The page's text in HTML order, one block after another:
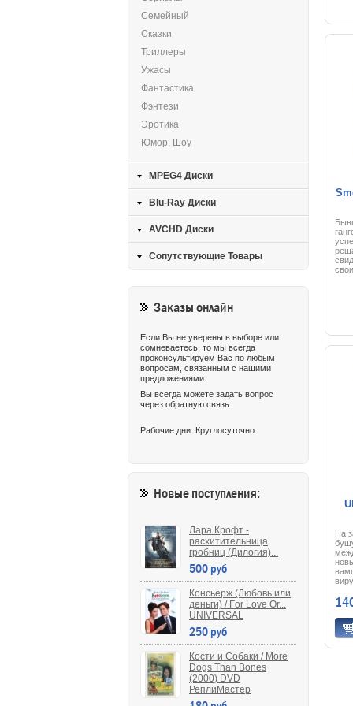
и
но
На
Семейный
Сказки
Триллеры
Ужасы
Фантастика
Фэнтези
Эротика
Юмор, Шоу
MPEG4 Диски
Blu-Ray Диски
AVCHD Диски
Сопутствующие Товары
Заказы онлайн
Если Вы не уверены в выборе или
сомневаетесь, то мы всегда
проконсультируем Вас по любым
вопросам, связанным с нашими
предложениями.
Вы всегда можете задать вопрос
через обратную связь:
Рабочие дни: Круглосуточно
Новые поступления:
Лара Крофт -
расхитительница
гробниц (Дилогия)...
500 руб
Консьерж (Любовь или
деньги) / For Love Or...
UNIVERSAL
250 руб
Кости и Собаки / More
Dogs Than Bones
(2000) DVD
РеплиМастер